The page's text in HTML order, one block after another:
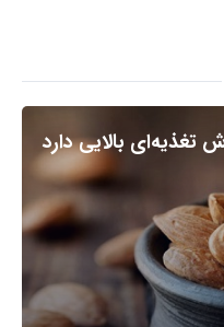
تغذیه‌ای بالایی دارد